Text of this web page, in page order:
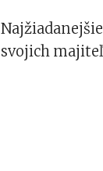
svojich